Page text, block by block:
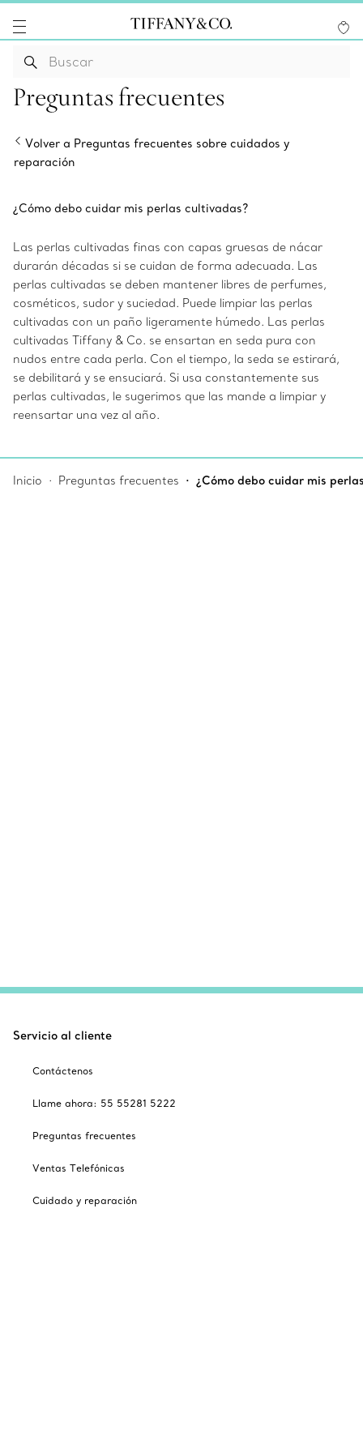
Preguntas frecuentes
Volver a Preguntas frecuentes sobre cuidados y
reparación
¿Cómo debo cuidar mis perlas cultivadas?
Las perlas cultivadas finas con capas gruesas de nácar
durarán décadas si se cuidan de forma adecuada. Las
perlas cultivadas se deben mantener libres de perfumes,
cosméticos, sudor y suciedad. Puede limpiar las perlas
cultivadas con un paño ligeramente húmedo. Las perlas
cultivadas Tiffany & Co. se ensartan en seda pura con
nudos entre cada perla. Con el tiempo, la seda se estirará,
se debilitará y se ensuciará. Si usa constantemente sus
perlas cultivadas, le sugerimos que las mande a limpiar y
reensartar una vez al año.
Inicio Preguntas frecuentes ¿Cómo debo cuidar mis
Servicio al cliente
Contáctenos
Llame ahora: 55 55281 5222
Preguntas frecuentes
Ventas Telefónicas
Cuidado y reparación